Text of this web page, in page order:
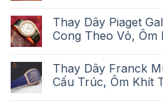
Thay Dây Piaget
Cong Theo Vỏ,
Thay Dây Franck
Cấu Trúc, Ôm Khít